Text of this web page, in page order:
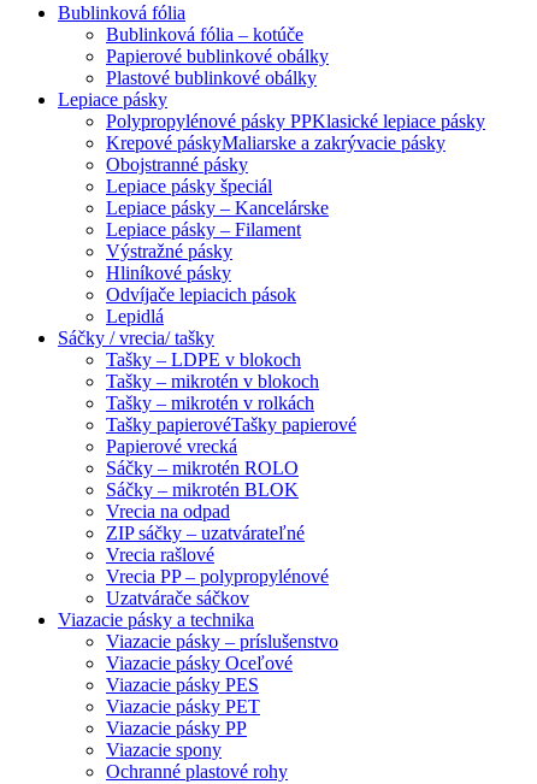
Bublinková fólia
Bublinková fólia – kotúče
Papierové bublinkové obálky
Plastové bublinkové obálky
Lepiace pásky
Polypropylénové pásky PPKlasické lepiace pásky
Krepové páskyMaliarske a zakrývacie pásky
Obojstranné pásky
Lepiace pásky špeciál
Lepiace pásky – Kancelárske
Lepiace pásky – Filament
Výstražné pásky
Hliníkové pásky
Odvíjače lepiacich pások
Lepidlá
Sáčky / vrecia/ tašky
Tašky – LDPE v blokoch
Tašky – mikrotén v blokoch
Tašky – mikrotén v rolkách
Tašky papierovéTašky papierové
Papierové vrecká
Sáčky – mikrotén ROLO
Sáčky – mikrotén BLOK
Vrecia na odpad
ZIP sáčky – uzatvárateľné
Vrecia rašlové
Vrecia PP – polypropylénové
Uzatvárače sáčkov
Viazacie pásky a technika
Viazacie pásky – príslušenstvo
Viazacie pásky Oceľové
Viazacie pásky PES
Viazacie pásky PET
Viazacie pásky PP
Viazacie spony
Ochranné plastové rohy